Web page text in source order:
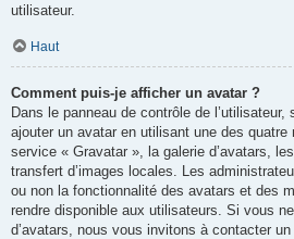
utilisateur.
Haut
Comment puis-je afficher un avatar ?
Dans le panneau de contrôle de
ajouter un avatar en utilisant une des
service « Gravatar », la galerie d’avatars,
transfert d’images locales. Les
ou non la fonctionnalité des avatars et des
rendre disponible aux utilisateurs. Si vous
d’avatars, nous vous invitons à contacter un